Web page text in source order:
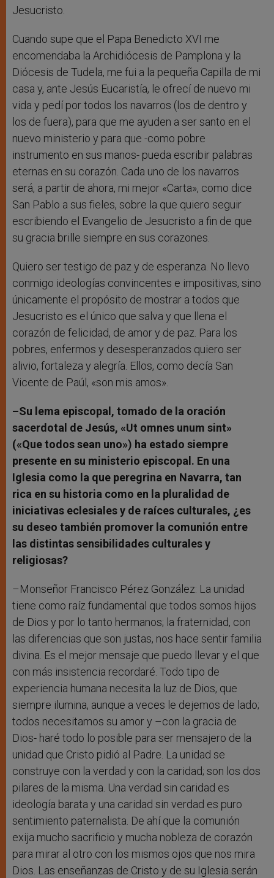
Jesucristo.
Cuando supe que el Papa Benedicto XVI me
encomendaba la Archidiócesis de Pamplona y la
Diócesis de Tudela, me fui a la pequeña Capilla de mi
casa y, ante Jesús Eucaristía, le ofrecí de nuevo mi
vida y pedí por todos los navarros (los de dentro y
los de fuera), para que me ayuden a ser santo en el
nuevo ministerio y para que -como pobre
instrumento en sus manos- pueda escribir palabras
eternas en su corazón. Cada uno de los navarros
será, a partir de ahora, mi mejor «Carta», como dice
San Pablo a sus fieles, sobre la que quiero seguir
escribiendo el Evangelio de Jesucristo a fin de que
su gracia brille siempre en sus corazones.
Quiero ser testigo de paz y de esperanza. No llevo
conmigo ideologías convincentes e impositivas, sino
únicamente el propósito de mostrar a todos que
Jesucristo es el único que salva y que llena el
corazón de felicidad, de amor y de paz. Para los
pobres, enfermos y desesperanzados quiero ser
alivio, fortaleza y alegría. Ellos, como decía San
Vicente de Paúl, «son mis amos».
–Su lema episcopal, tomado de la oración
sacerdotal de Jesús, «Ut omnes unum sint»
(«Que todos sean uno») ha estado siempre
presente en su ministerio episcopal. En una
Iglesia como la que peregrina en Navarra, tan
rica en su historia como en la pluralidad de
iniciativas eclesiales y de raíces culturales, ¿es
su deseo también promover la comunión entre
las distintas sensibilidades culturales y
religiosas?
–Monseñor Francisco Pérez González: La unidad
tiene como raíz fundamental que todos somos hijos
de Dios y por lo tanto hermanos; la fraternidad, con
las diferencias que son justas, nos hace sentir familia
divina. Es el mejor mensaje que puedo llevar y el que
con más insistencia recordaré. Todo tipo de
experiencia humana necesita la luz de Dios, que
siempre ilumina, aunque a veces le dejemos de lado;
todos necesitamos su amor y –con la gracia de
Dios- haré todo lo posible para ser mensajero de la
unidad que Cristo pidió al Padre. La unidad se
construye con la verdad y con la caridad; son los dos
pilares de la misma. Una verdad sin caridad es
ideología barata y una caridad sin verdad es puro
sentimiento paternalista. De ahí que la comunión
exija mucho sacrificio y mucha nobleza de corazón
para mirar al otro con los mismos ojos que nos mira
Dios. Las enseñanzas de Cristo y de su Iglesia serán